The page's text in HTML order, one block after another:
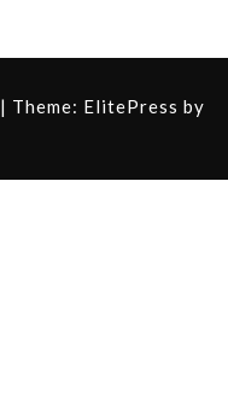
| Theme: ElitePress by